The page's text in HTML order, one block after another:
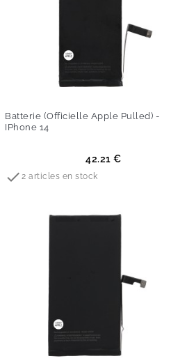
Batterie (Officielle Apple Pulled) -
IPhone 14
42.21 €
 2 articles en stock